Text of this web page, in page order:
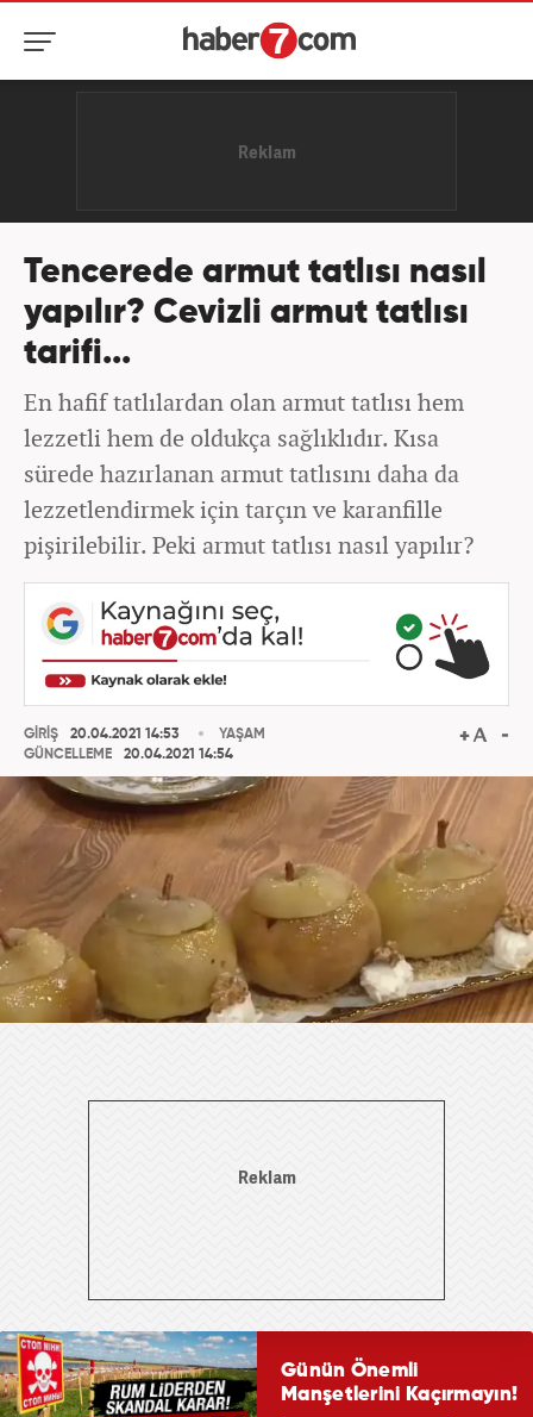
Tencerede armut tatlısı nasıl
yapılır? Cevizli armut tatlısı
tarifi...
En hafif tatlılardan olan armut tatlısı hem
lezzetli hem de oldukça sağlıklıdır. Kısa
sürede hazırlanan armut tatlısını daha da
lezzetlendirmek için tarçın ve karanfille
pişirilebilir. Peki armut tatlısı nasıl yapılır?
GİRİŞ
20.04.2021 14:53
GÜNCELLEME
20.04.2021 14:54
YAŞAM